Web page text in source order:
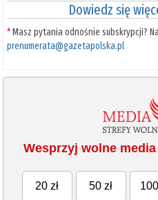
Dowiedz się
*Masz pytania odnośnie subskrypcji?
prenumerata@gazetapolska.pl
Wesprzyj wolne
20 zł 50 zł